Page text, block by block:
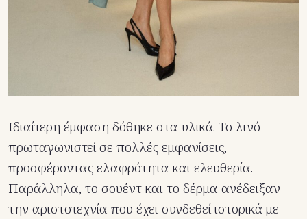
Ιδιαίτερη έμφαση δόθηκε στα υλικά. Το λινό
πρωταγωνιστεί σε πολλές εμφανίσεις,
προσφέροντας ελαφρότητα και ελευθερία.
Παράλληλα, το σουέντ και το δέρμα ανέδειξαν
την αριστοτεχνία που έχει συνδεθεί ιστορικά με